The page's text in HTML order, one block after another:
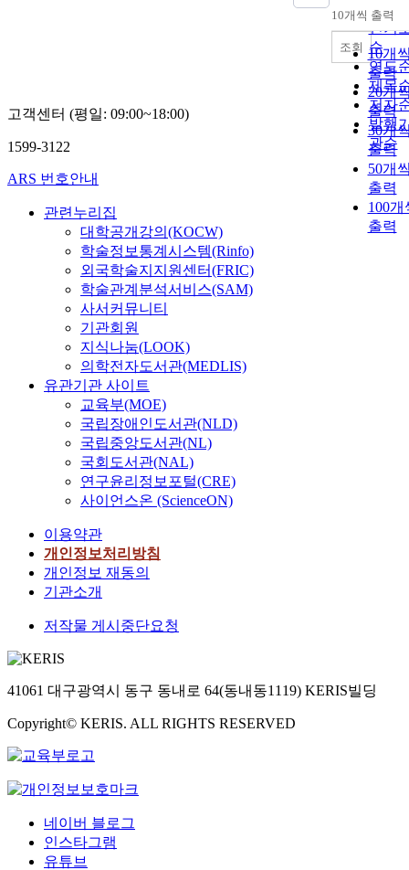
순
인기
순
연도
제목
저자
발행
관순
내림
10개씩 출력
10개
출력
20개
출력
30개
출력
50개
출력
100개
출력
조회
고객센터 (평일: 09:00~18:00)
1599-3122
ARS 번호안내
관련누리집
대학공개강의(KOCW)
학술정보통계시스템(Rinfo)
외국학술지지원센터(FRIC)
학술관계분석서비스(SAM)
사서커뮤니티
기관회원
지식나눔(LOOK)
의학전자도서관(MEDLIS)
유관기관 사이트
교육부(MOE)
국립장애인도서관(NLD)
국립중앙도서관(NL)
국회도서관(NAL)
연구윤리정보포털(CRE)
사이언스온 (ScienceON)
이용약관
개인정보처리방침
개인정보 재동의
기관소개
저작물 게시중단요청
41061 대구광역시 동구 동내로 64(동내동1119) KERIS빌딩
Copyright© KERIS. ALL RIGHTS RESERVED
네이버 블로그
인스타그램
유튜브